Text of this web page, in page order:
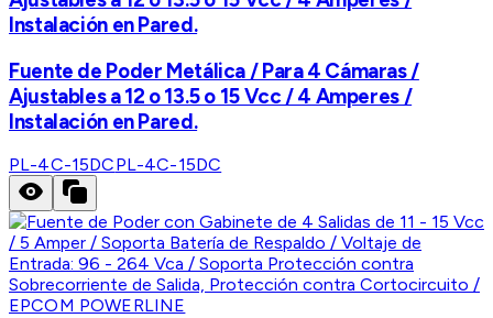
Instalación en Pared.
Fuente de Poder Metálica / Para 4 Cámaras /
Ajustables a 12 o 13.5 o 15 Vcc / 4 Amperes /
Instalación en Pared.
PL-4C-15DCPL-4C-15DC
EPCOM POWERLINE